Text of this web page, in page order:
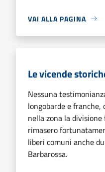
VAI ALLA PAGINA
Le vicende
Nessuna
longobarde e
nella zona la
rimasero
liberi comuni anche
Barbarossa.